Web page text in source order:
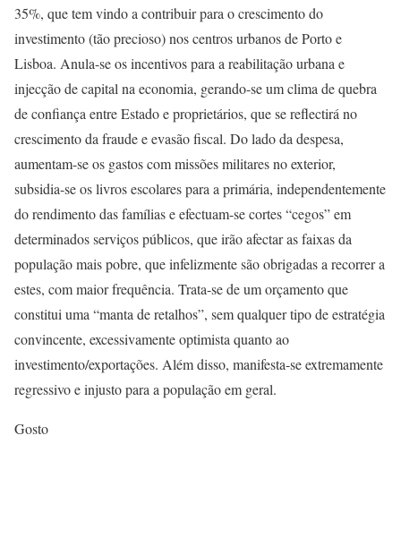
35%, que tem vindo a contribuir para o crescimento do
investimento (tão precioso) nos centros urbanos de Porto e
Lisboa. Anula-se os incentivos para a reabilitação urbana e
injecção de capital na economia, gerando-se um clima de quebra
de confiança entre Estado e proprietários, que se reflectirá no
crescimento da fraude e evasão fiscal. Do lado da despesa,
aumentam-se os gastos com missões militares no exterior,
subsidia-se os livros escolares para a primária, independentemente
do rendimento das famílias e efectuam-se cortes “cegos” em
determinados serviços públicos, que irão afectar as faixas da
população mais pobre, que infelizmente são obrigadas a recorrer a
estes, com maior frequência. Trata-se de um orçamento que
constitui uma “manta de retalhos”, sem qualquer tipo de estratégia
convincente, excessivamente optimista quanto ao
investimento/exportações. Além disso, manifesta-se extremamente
regressivo e injusto para a população em geral.
Gosto